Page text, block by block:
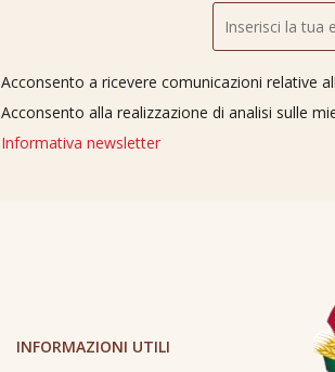
Acconsento a ricevere comunicazioni relative
Acconsento alla realizzazione di analisi sulle
Informativa newsletter
INFORMAZIONI UTILI